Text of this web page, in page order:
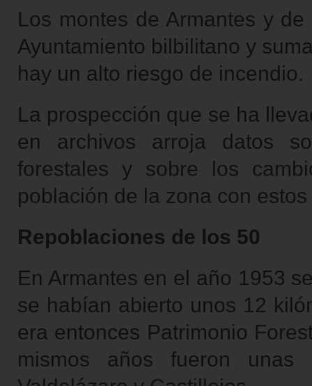
Los montes de Armantes y
Ayuntamiento bilbilitano y
hay un alto riesgo de incendio.
La prospección que se ha
en archivos arroja datos
forestales y sobre los
población de la zona con
Repoblaciones de los 50
En Armantes en el año 1953
se habían abierto unos 12
era entonces Patrimonio
mismos años fueron unas